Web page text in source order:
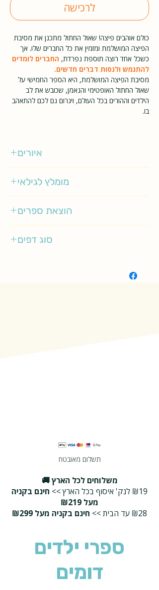
לרכישה
כולם אוהבים פיצה! שאול החתול מתכנן את מסיבת
הפיצה המושלמת ומזמין את כל החברים שלו. אך
כשכל אחד רוצה תוספת נפרדת, החברים לומדים
להתגמש ולנסות דברים חדשים.
מסיבת הפיצה המושלמת, היא הספר החמישי על
שאול החתול האופטימי והנאמן, שכובש את לב
הילדים וההורים בכל העולם, ויגרום גם לכם להתאהב
בו.
איורים
מומלץ לגילאי
הוצאת ספרים
סוג דפים
תשלום מאובטח
משלוחים לכל הארץ 🚚
₪19 לנק' איסוף בכל הארץ >>
חינם בקניה
מעל ₪219
₪28 עד הבית >>
חינם בקניה מעל ₪299
ספרי ילדים
דומים